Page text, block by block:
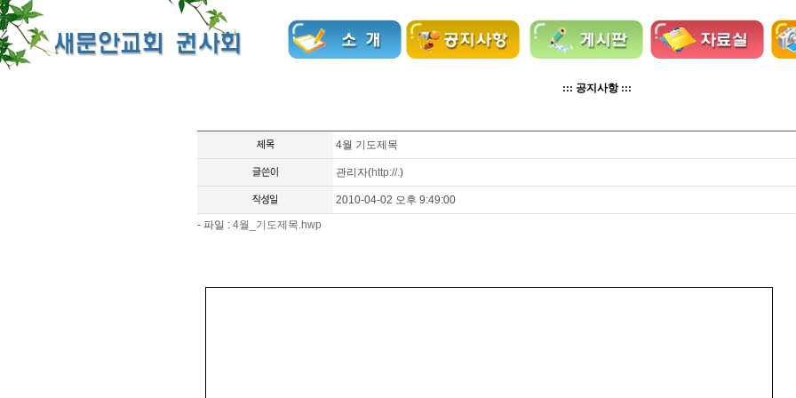
::: 공지사항 :::
4월 기도제목
관리자(http://.)
2010-04-02 오후 9:49:00
- 파일 : 4월_기도제목.hwp